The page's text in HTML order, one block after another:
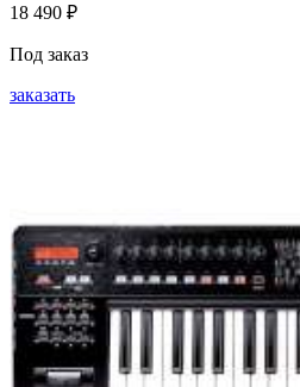
18 490 ₽
Под заказ
заказать